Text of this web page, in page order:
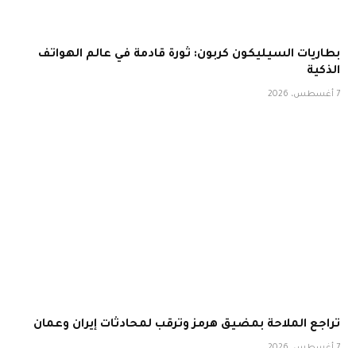
بطاريات السيليكون كربون: ثورة قادمة في عالم الهواتف
الذكية
7 أغسطس، 2026
تراجع الملاحة بمضيق هرمز وترقب لمحادثات إيران وعمان